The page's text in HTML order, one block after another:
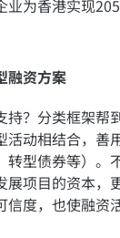
业为香港实现
融资方案
持？分类框架帮
活动相结合，善
转型债券等）。
项目的资本，
信度，也使融资